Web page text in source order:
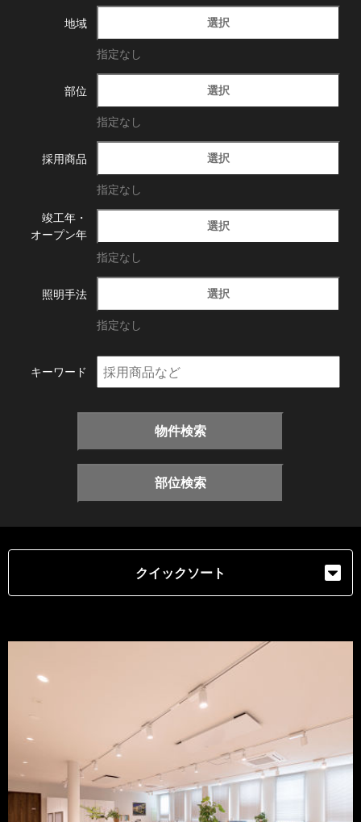
地域 選択
指定なし
部位 選択
指定なし
採用商品 選択
指定なし
竣工年・
オープン年
選択
指定なし
照明手法 選択
指定なし
キーワード
物件検索
部位検索
クイックソート